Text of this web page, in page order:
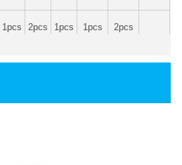
1pcs 2pcs 1pcs 1pcs 2pcs